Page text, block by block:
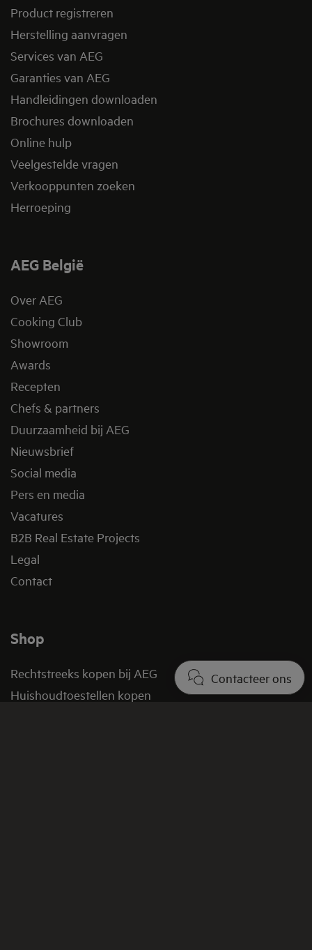
Contacteer ons
Product registreren
Herstelling aanvragen
Services van AEG
Garanties van AEG
Handleidingen downloaden
Brochures downloaden
Online hulp
Veelgestelde vragen
Verkooppunten zoeken
Herroeping
AEG België
Over AEG
Cooking Club
Showroom
Awards
Recepten
Chefs & partners
Duurzaamheid bij AEG
Nieuwsbrief
Social media
Pers en media
Vacatures
B2B Real Estate Projects
Legal
Contact
Shop
Rechtstreeks kopen bij AEG
Huishoudtoestellen kopen